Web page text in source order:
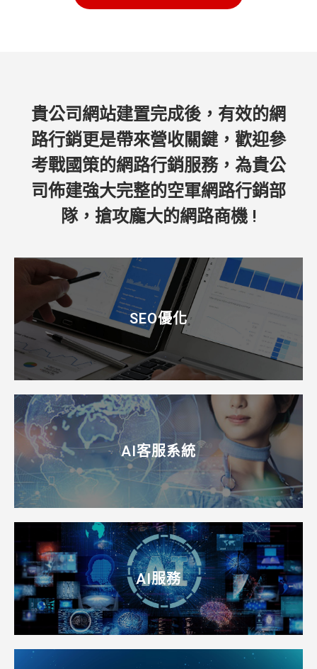
貴公司網站建置完成後，有效的網
路行銷更是帶來營收關鍵，歡迎參
考戰國策的網路行銷服務，為貴公
司佈建強大完整的空軍網路行銷部
隊，搶攻龐大的網路商機 !
SEO優化
AI客服系統
AI服務